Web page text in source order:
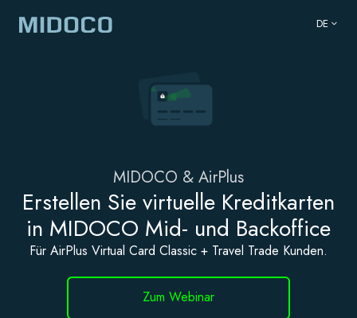
DE
MIDOCO & AirPlus
Erstellen Sie virtuelle Kreditkarten
in MIDOCO Mid- und Backoffice
Für AirPlus Virtual Card Classic + Travel Trade Kunden.
Zum Webinar